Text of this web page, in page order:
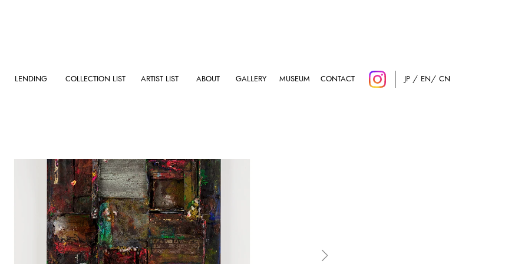
LENDING COLLECTION LIST ARTIST LIST ABOUT GALLERY MUSEUM CONTACT JP EN CN